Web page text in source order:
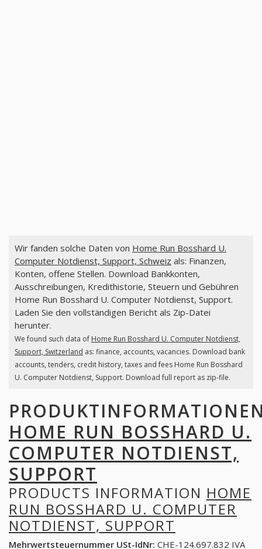
Wir fanden solche Daten von Home Run Bosshard U.
Computer Notdienst, Support, Schweiz als: Finanzen,
Konten, offene Stellen. Download Bankkonten,
Ausschreibungen, Kredithistorie, Steuern und Gebühren
Home Run Bosshard U. Computer Notdienst, Support.
Laden Sie den vollständigen Bericht als Zip-Datei
herunter.
We found such data of Home Run Bosshard U. Computer Notdienst,
Support, Switzerland as: finance, accounts, vacancies. Download bank
accounts, tenders, credit history, taxes and fees Home Run Bosshard
U. Computer Notdienst, Support. Download full report as zip-file.
HOME RUN BOSSHARD U.
COMPUTER NOTDIENST,
SUPPORT
PRODUCTS INFORMATION HOME
RUN BOSSHARD U. COMPUTER
NOTDIENST, SUPPORT
Mehrwertsteuernummer USt-IdNr: CHE-124.697.832 IVA